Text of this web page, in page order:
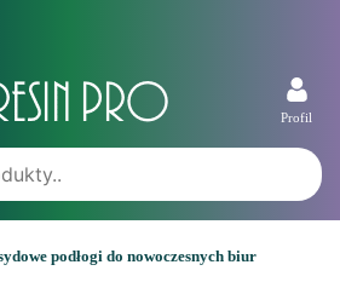
Profil
podłogi do nowoczesnych biur